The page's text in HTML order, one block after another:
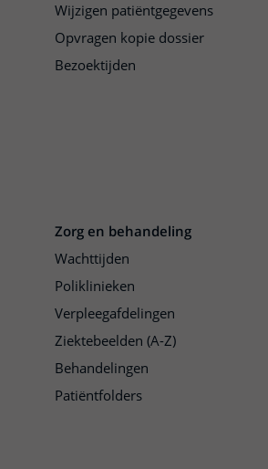
Wijzigen patiëntgegevens
Opvragen kopie dossier
Bezoektijden
Zorg en behandeling
Wachttijden
Poliklinieken
Verpleegafdelingen
Ziektebeelden (A-Z)
Behandelingen
Patiëntfolders